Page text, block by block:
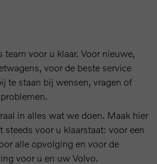
team voor u klaar. Voor nieuwe,
voor de beste service
te staan bij wensen, vragen of
problemen.
in alles wat we doen. Maak hier
steeds voor u klaarstaat: voor een
alle opvolging en voor de
voor u en uw Volvo.